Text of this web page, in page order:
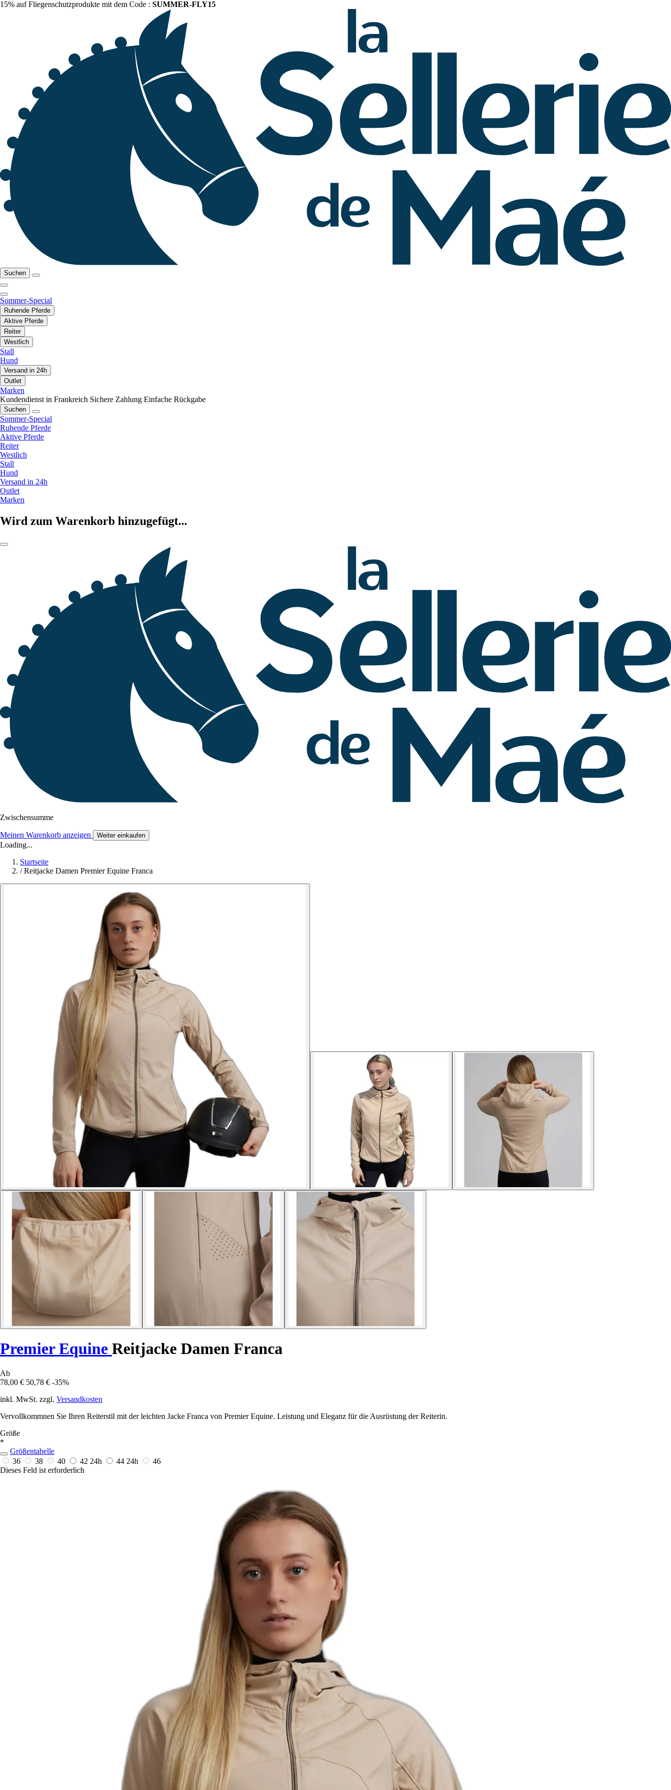
15% auf Fliegenschutzprodukte mit dem Code : SUMMER-FLY15
Suchen
Sommer-Special
Ruhende Pferde
Aktive Pferde
Reiter
Westlich
Stall
Hund
Versand in 24h
Outlet
Marken
Kundendienst in Frankreich Sichere Zahlung Einfache Rückgabe
Suchen
Sommer-Special
Ruhende Pferde
Aktive Pferde
Reiter
Westlich
Stall
Hund
Versand in 24h
Outlet
Marken
Wird zum Warenkorb hinzugefügt...
Zwischensumme
Meinen Warenkorb anzeigen Weiter einkaufen
Loading...
Startseite
/ Reitjacke Damen Premier Equine Franca
Premier Equine Reitjacke Damen Franca
Ab
78,00 € 50,78 € -35%
inkl. MwSt. zzgl. Versandkosten
Vervollkommnen Sie Ihren Reiterstil mit der leichten Jacke Franca von Premier Equine. Leistung und Eleganz für die Ausrüstung der Reiterin.
Größe
*
Größentabelle
36
38 40 42 24h 44 24h
46
Dieses Feld ist erforderlich